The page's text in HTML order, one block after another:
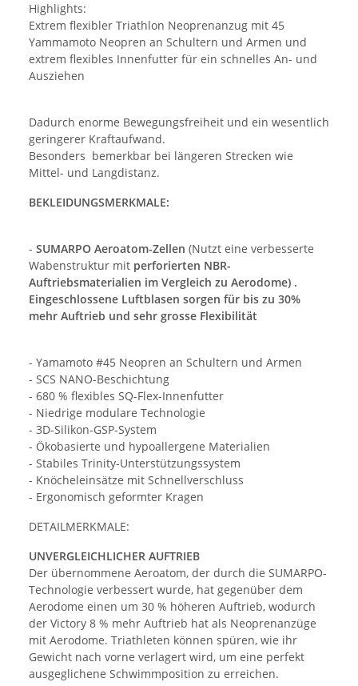
Highlights:
Extrem flexibler Triathlon Neoprenanzug mit 45
Yammamoto Neopren an Schultern und Armen und
extrem flexibles Innenfutter für ein schnelles An- und
Ausziehen
Dadurch enorme Bewegungsfreiheit und ein wesentlich
geringerer Kraftaufwand.
Besonders bemerkbar bei längeren Strecken wie
Mittel- und Langdistanz.
BEKLEIDUNGSMERKMALE:
- SUMARPO Aeroatom-Zellen (Nutzt eine verbesserte
Wabenstruktur mit perforierten NBR-
Auftriebsmaterialien im Vergleich zu Aerodome) .
Eingeschlossene Luftblasen sorgen für bis zu 30%
mehr Auftrieb und sehr grosse Flexibilität
- Yamamoto #45 Neopren an Schultern und Armen
- SCS NANO-Beschichtung
- 680 % flexibles SQ-Flex-Innenfutter
- Niedrige modulare Technologie
- 3D-Silikon-GSP-System
- Ökobasierte und hypoallergene Materialien
- Stabiles Trinity-Unterstützungssystem
- Knöcheleinsätze mit Schnellverschluss
- Ergonomisch geformter Kragen
DETAILMERKMALE:
UNVERGLEICHLICHER AUFTRIEB
Der übernommene Aeroatom, der durch die SUMARPO-
Technologie verbessert wurde, hat gegenüber dem
Aerodome einen um 30 % höheren Auftrieb, wodurch
der Victory 8 % mehr Auftrieb hat als Neoprenanzüge
mit Aerodome. Triathleten können spüren, wie ihr
Gewicht nach vorne verlagert wird, um eine perfekt
ausgeglichene Schwimmposition zu erreichen.